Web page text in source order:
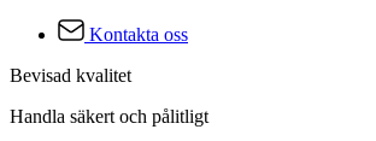
Kontakta oss
Bevisad kvalitet
Handla säkert och pålitligt